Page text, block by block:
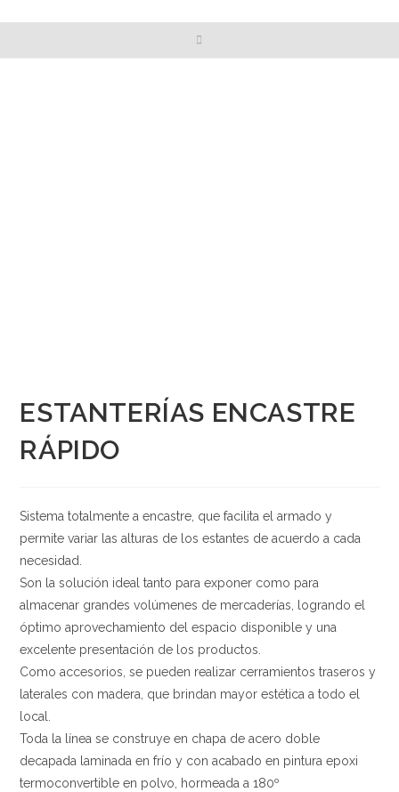
ESTANTERÍAS ENCASTRE
RÁPIDO
Sistema totalmente a encastre, que facilita el armado y
permite variar las alturas de los estantes de acuerdo a cada
necesidad.
Son la solución ideal tanto para exponer como para
almacenar grandes volúmenes de mercaderías, logrando el
óptimo aprovechamiento del espacio disponible y una
excelente presentación de los productos.
Como accesorios, se pueden realizar cerramientos traseros y
laterales con madera, que brindan mayor estética a todo el
local.
Toda la línea se construye en chapa de acero doble
decapada laminada en frío y con acabado en pintura epoxi
termoconvertible en polvo, hormeada a 180º